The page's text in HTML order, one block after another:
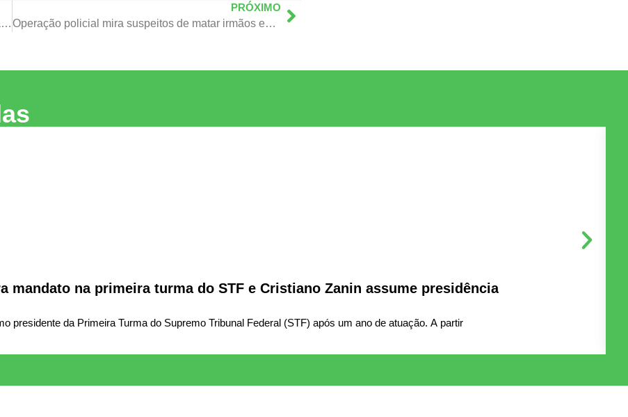
STJ garante internação sem limite de tempo para pacientes com obesidade mórbida
PRÓXIMO
Operação policial mira suspeitos de matar irmãos em Arembepe
mandato na primeira turma do STF e Cristiano Zanin assume presidência
presidente da Primeira Turma do Supremo Tribunal Federal (STF) após um ano de atuação. A partir